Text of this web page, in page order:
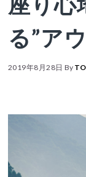
る”ア
2019年8月28日 By